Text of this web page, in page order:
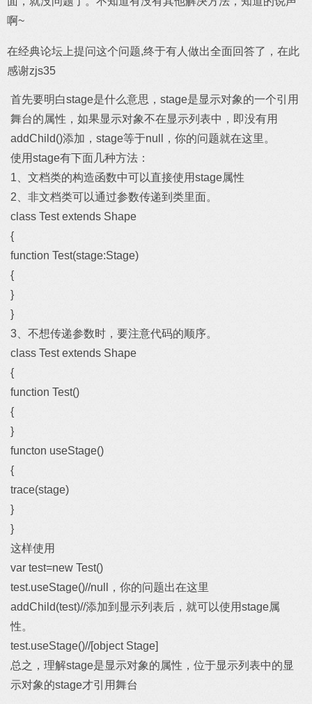
啊~
在经典论坛上提问这个问题,终于有人做出全面回答了，在此
感谢zjs35
首先要明白stage是什么意思，stage是显示对象的一个引用
舞台的属性，如果显示对象不在显示列表中，即没有用
addChild()添加，stage等于null，你的问题就在这里。
使用stage有下面几种方法：
1、文档类的构造函数中可以直接使用stage属性
2、非文档类可以通过参数传递到类里面。
class Test extends Shape
{
function Test(stage:Stage)
{
}
}
3、不想传递参数时，要注意代码的顺序。
class Test extends Shape
{
function Test()
{
}
functon useStage()
{
trace(stage)
}
}
这样使用
var test=new Test()
test.useStage()//null，你的问题出在这里
addChild(test)//添加到显示列表后，就可以使用stage属
性。
test.useStage()//[object Stage]
总之，理解stage是显示对象的属性，位于显示列表中的显
示对象的stage才引用舞台